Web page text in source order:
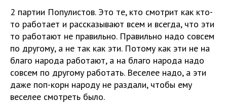
2 партии Популистов. Это те, кто смотрит как кто-
то работает и рассказывают всем и всегда, что эти
то работают не правильно. Правильно надо совсем
по другому, а не так как эти. Потому как эти не на
благо народа работают, а на благо народа надо
совсем по другому работать. Веселее надо, а эти
даже поп-корн народу не раздали, чтобы ему
веселее смотреть было.